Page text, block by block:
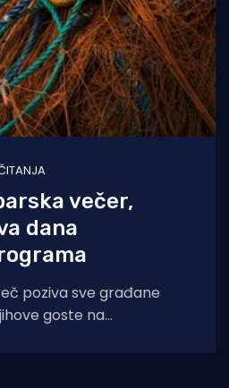
večer,
dana
poziva sve građane
goste na